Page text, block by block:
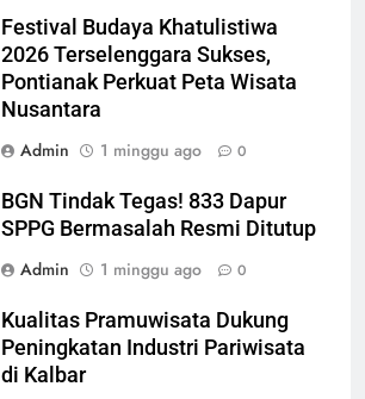
Festival Budaya Khatulistiwa
2026 Terselenggara Sukses,
Pontianak Perkuat Peta Wisata
Nusantara
Admin
1 minggu ago 0
BGN Tindak Tegas! 833 Dapur
SPPG Bermasalah Resmi Ditutup
Admin
1 minggu ago 0
Kualitas Pramuwisata Dukung
Peningkatan Industri Pariwisata
di Kalbar